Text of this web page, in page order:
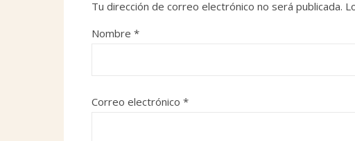
Tu dirección de correo electrónico no será publicada.
Nombre *
Correo electrónico *